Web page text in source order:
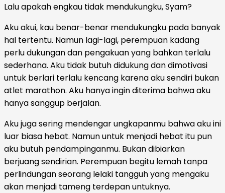
Lalu apakah engkau tidak mendukungku, Syam?
Aku akui, kau benar-benar mendukungku pada banyak
hal tertentu. Namun lagi-lagi, perempuan kadang
perlu dukungan dan pengakuan yang bahkan terlalu
sederhana. Aku tidak butuh didukung dan dimotivasi
untuk berlari terlalu kencang karena aku sendiri bukan
atlet marathon. Aku hanya ingin diterima bahwa aku
hanya sanggup berjalan.
Aku juga sering mendengar ungkapanmu bahwa aku ini
luar biasa hebat. Namun untuk menjadi hebat itu pun
aku butuh pendampinganmu. Bukan dibiarkan
berjuang sendirian. Perempuan begitu lemah tanpa
perlindungan seorang lelaki tangguh yang mengaku
akan menjadi tameng terdepan untuknya.